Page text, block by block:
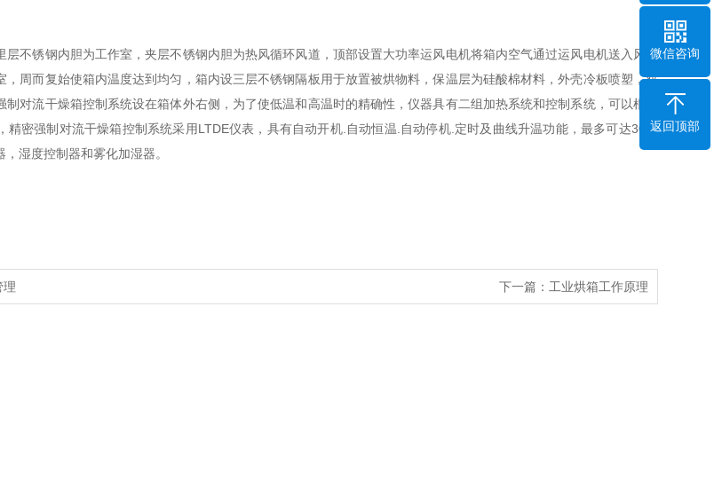
层不锈钢内胆为工作室，夹层不锈钢内胆为热风循环风道，顶部设置大功率运风电机将箱内空气通过运风电机送入风道
，周而复始使箱内温度达到均匀，箱内设三层不锈钢隔板用于放置被烘物料，保温层为硅酸棉材料，外壳冷板喷塑，双
对流干燥箱控制系统设在箱体外右侧，为了使低温和高温时的精确性，仪器具有二组加热系统和控制系统，可以根据
精密强制对流干燥箱控制系统采用LTDE仪表，具有自动开机. 自动恒温 自动停机. 定时及曲线升温功能，最多可达30
段
湿度控制器和雾化加湿器。
理 下一篇： 工业烘箱工作原理
微信咨询
返回顶部